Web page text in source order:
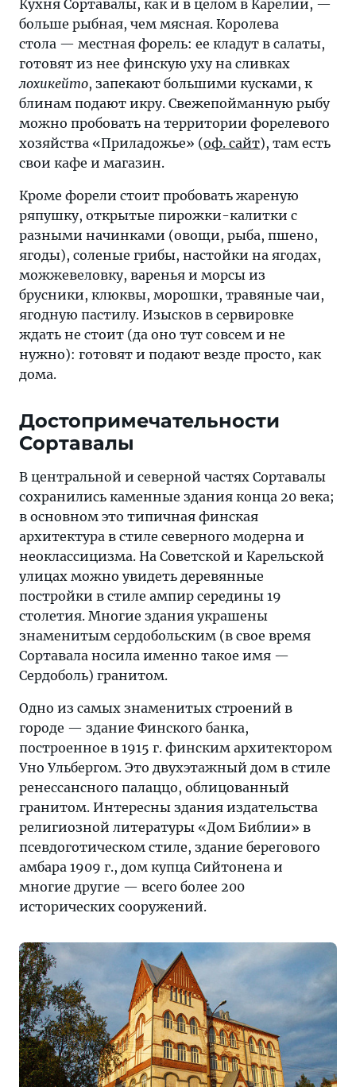
Кухня Сортавалы, как и в целом в Карелии, —
больше рыбная, чем мясная. Королева
стола — местная форель: ее кладут в салаты,
готовят из нее финскую уху на сливках
лохикейто, запекают большими кусками, к
блинам подают икру. Свежепойманную рыбу
можно пробовать на территории форелевого
хозяйства «Приладожье» (оф. сайт), там есть
свои кафе и магазин.
Кроме форели стоит пробовать жареную
ряпушку, открытые пирожки-калитки с
разными начинками (овощи, рыба, пшено,
ягоды), соленые грибы, настойки на ягодах,
можжевеловку, варенья и морсы из
брусники, клюквы, морошки, травяные чаи,
ягодную пастилу. Изысков в сервировке
ждать не стоит (да оно тут совсем и не
нужно): готовят и подают везде просто, как
дома.
Достопримечательности
Сортавалы
В центральной и северной частях Сортавалы
сохранились каменные здания конца 20 века;
в основном это типичная финская
архитектура в стиле северного модерна и
неоклассицизма. На Советской и Карельской
улицах можно увидеть деревянные
постройки в стиле ампир середины 19
столетия. Многие здания украшены
знаменитым сердобольским (в свое время
Сортавала носила именно такое имя —
Сердоболь) гранитом.
Одно из самых знаменитых строений в
городе — здание Финского банка,
построенное в 1915 г. финским архитектором
Уно Ульбергом. Это двухэтажный дом в стиле
ренессансного палаццо, облицованный
гранитом. Интересны здания издательства
религиозной литературы «Дом Библии» в
псевдоготическом стиле, здание берегового
амбара 1909 г., дом купца Сийтонена и
многие другие — всего более 200
исторических сооружений.